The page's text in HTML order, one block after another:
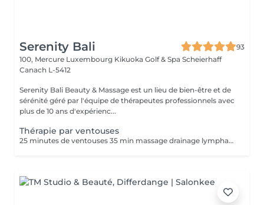
Serenity Bali
93
100, Mercure Luxembourg Kikuoka Golf & Spa Scheierhaff
Canach L-5412
Serenity Bali Beauty & Massage est un lieu de bien-être et de
sérénité géré par l'équipe de thérapeutes professionnels avec
plus de 10 ans d'expérienc...
Thérapie par ventouses
25 minutes de ventouses 35 min massage drainage lymphatique. Une forme ancienne de médecine alternative dans laquelle un thérapeute place des ventouses spéciales sur votre peau pendant quelques minutes pour créer une aspiration. Les gens l'obtiennent à de nombreuses fins, notamment pour soulager la douleur, l'inflammation, la circulation sanguine, la relaxation et le bien-être, et comme type de massage des tissus profonds.